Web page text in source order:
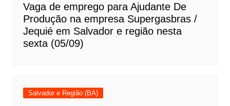
Vaga de emprego para Ajudante De
Produção na empresa Supergasbras /
Jequié em Salvador e região nesta
sexta (05/09)
Salvador e Região (BA)